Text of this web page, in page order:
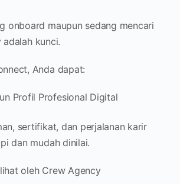
onboard maupun sedang mencari
kunci.
Anda dapat:
Profil Profesional Digital
sertifikat, dan perjalanan karir
dan mudah dinilai.
oleh Crew Agency